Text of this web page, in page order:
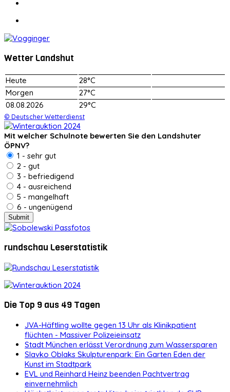
Wetter Landshut
Heute
28°C
Morgen
27°C
08.08.2026
29°C
© Deutscher Wetterdienst
Mit welcher Schulnote bewerten Sie den Landshuter
ÖPNV?
1 - sehr gut
2 - gut
3 - befriedigend
4 - ausreichend
5 - mangelhaft
6 - ungenügend
rundschau Leserstatistik
Die Top 9 aus 49 Tagen
JVA-Häftling wollte gegen 13 Uhr als Klinikpatient
flüchten - Massiver Polizeieinsatz
Stadt München erlässt Verordnung zum Wassersparen
Slavko Oblaks Skulpturenpark: Ein Garten Eden der
Kunst im Stadtpark
EVL und Reinhard Heinz beenden Pachtvertrag
einvernehmlich